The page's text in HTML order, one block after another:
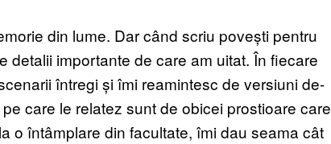
din lume. Dar când scriu povești pentru
detalii importante de care am uitat. În fiecare
întregi și îmi reamintesc de versiuni de-
care le relatez sunt de obicei prostioare care
o întâmplare din facultate, îmi dau seama cât